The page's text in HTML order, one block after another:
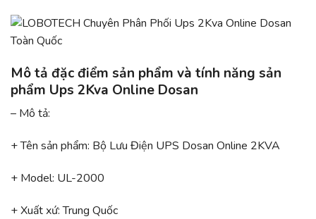
Mô tả đặc điểm sản phẩm và tính năng sản
phẩm Ups 2Kva Online Dosan
– Mô tả:
+ Tên sản phẩm: Bộ Lưu Điện UPS Dosan Online 2KVA
+ Model: UL-2000
+ Xuất xứ: Trung Quốc